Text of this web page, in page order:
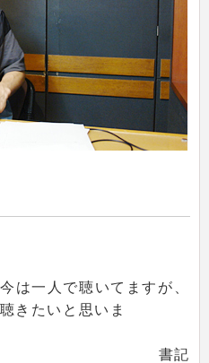
は一人で聴いてますが、
きたいと思いま
書記